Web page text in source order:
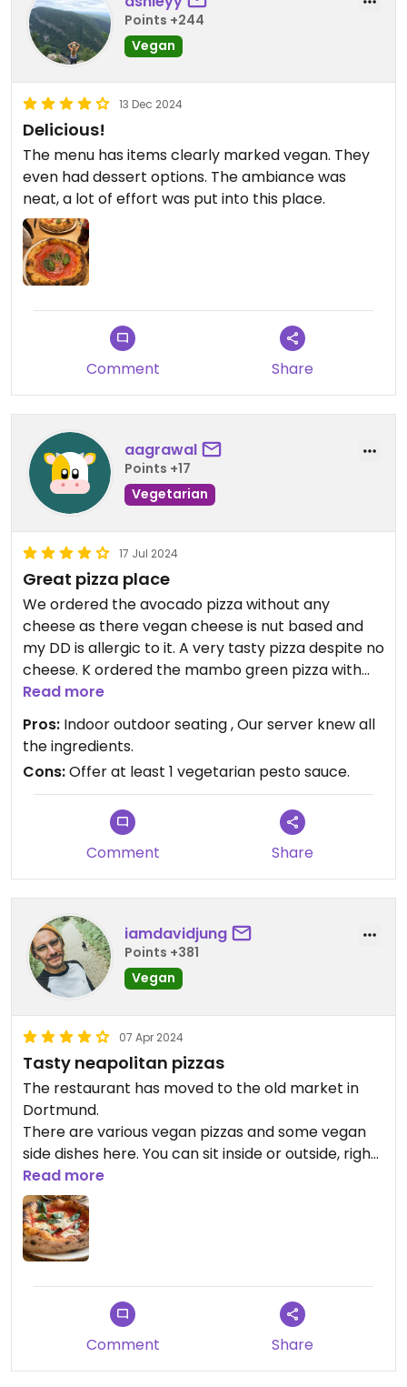
Points +244
Vegan
13 Dec 2024
Delicious!
The menu has items clearly marked vegan. They
even had dessert options. The ambiance was
neat, a lot of effort was put into this place.
Comment Share
aagrawal
Points +17
Vegetarian
17 Jul 2024
Great pizza place
We ordered the avocado pizza without any
cheese as there vegan cheese is nut based and
my DD is allergic to it. A very tasty pizza despite no
cheese. K ordered the mambo green pizza with
mozzarella cheese. It was good too.
Read more
Pros: Indoor outdoor seating , Our server knew all
the ingredients.
Cons:Offer at least 1 vegetarian pesto sauce.
Comment Share
iamdavidjung
Points +381
Vegan
07 Apr 2024
Tasty neapolitan pizzas
The restaurant has moved to the old market in
Dortmund.
There are various vegan pizzas and some vegan
side dishes here. You can sit inside or outside, right
on the old market in Dortmund. I had a vegan
Margherita pizza, which tasted delicious.
Updated from previous review on 2024-04-07
Read more
Comment Share